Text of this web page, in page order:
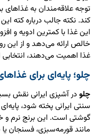
توجه علاقه‌مندان به
کند. نکته جالب درباره کته
این غذا با کمترین ادویه و
خالص ارائه می‌دهد و از این
غذا اهمیت می‌دهند،
چلو؛ پایه‌ای برای
چلو در آشپزی ایرانی نقش
سنتی ایرانی پخته شود،
گوشتی است. این برنج نرم و
مانند قورمه‌سبزی، فسنجان